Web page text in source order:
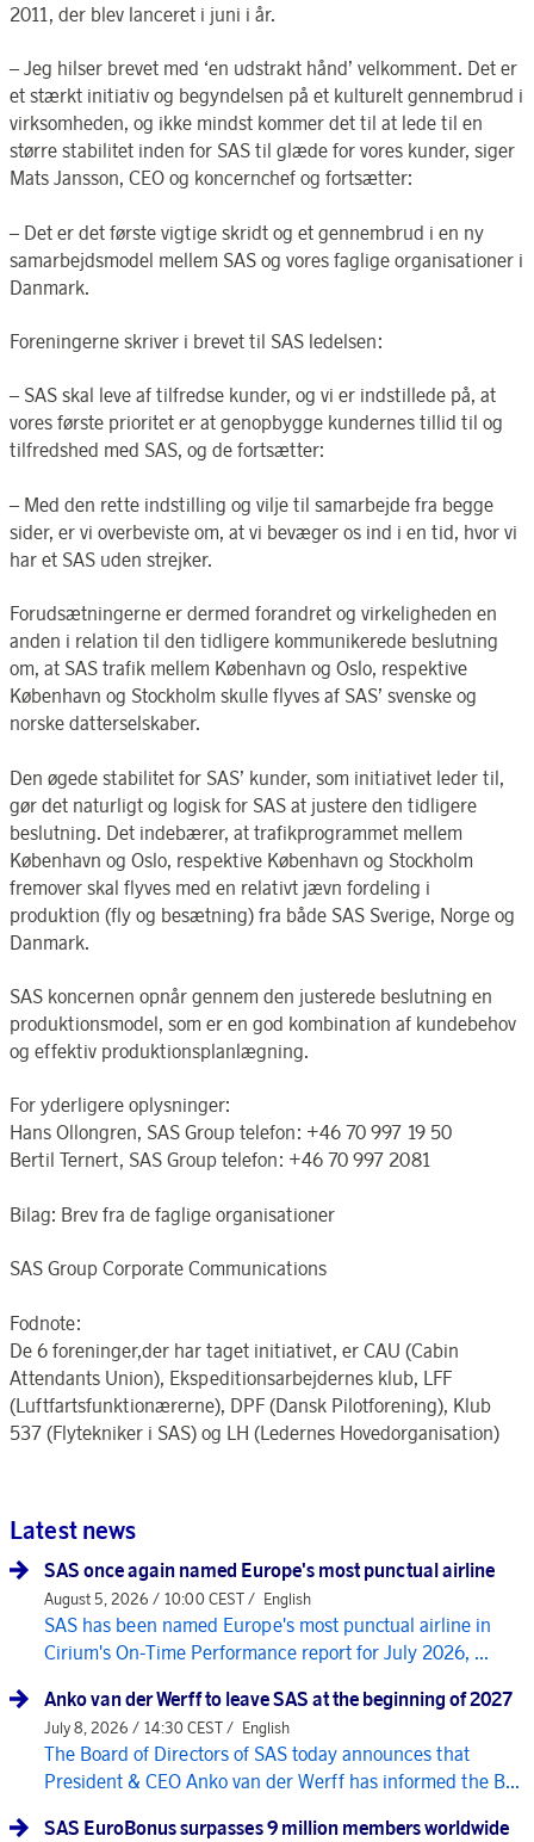
2011, der blev lanceret i juni i år.
– Jeg hilser brevet med ‘en udstrakt hånd’ velkomment. Det er
et stærkt initiativ og begyndelsen på et kulturelt gennembrud i
virksomheden, og ikke mindst kommer det til at lede til en
større stabilitet inden for SAS til glæde for vores kunder, siger
Mats Jansson, CEO og koncernchef og fortsætter:
– Det er det første vigtige skridt og et gennembrud i en ny
samarbejdsmodel mellem SAS og vores faglige organisationer i
Danmark.
Foreningerne skriver i brevet til SAS ledelsen:
– SAS skal leve af tilfredse kunder, og vi er indstillede på, at
vores første prioritet er at genopbygge kundernes tillid til og
tilfredshed med SAS, og de fortsætter:
– Med den rette indstilling og vilje til samarbejde fra begge
sider, er vi overbeviste om, at vi bevæger os ind i en tid, hvor vi
har et SAS uden strejker.
Forudsætningerne er dermed forandret og virkeligheden en
anden i relation til den tidligere kommunikerede beslutning
om, at SAS trafik mellem København og Oslo, respektive
København og Stockholm skulle flyves af SAS’ svenske og
norske datterselskaber.
Den øgede stabilitet for SAS’ kunder, som initiativet leder til,
gør det naturligt og logisk for SAS at justere den tidligere
beslutning. Det indebærer, at trafikprogrammet mellem
København og Oslo, respektive København og Stockholm
fremover skal flyves med en relativt jævn fordeling i
produktion (fly og besætning) fra både SAS Sverige, Norge og
Danmark.
SAS koncernen opnår gennem den justerede beslutning en
produktionsmodel, som er en god kombination af kundebehov
og effektiv produktionsplanlægning.
For yderligere oplysninger:
Hans Ollongren, SAS Group telefon: +46 70 997 19 50
Bertil Ternert, SAS Group telefon: +46 70 997 2081
Bilag: Brev fra de faglige organisationer
SAS Group Corporate Communications
Fodnote:
De 6 foreninger,der har taget initiativet, er CAU (Cabin
Attendants Union), Ekspeditionsarbejdernes klub, LFF
(Luftfartsfunktionærerne), DPF (Dansk Pilotforening), Klub
537 (Flytekniker i SAS) og LH (Ledernes Hovedorganisation)
Latest news
SAS once again named Europe's most punctual airline
August 5, 2026 / 10:00 CEST / English
SAS has been named Europe's most punctual airline in
Cirium's On-Time Performance report for July 2026, ...
Anko van der Werff to leave SAS at the beginning of 2027
July 8, 2026 / 14:30 CEST / English
The Board of Directors of SAS today announces that
President & CEO Anko van der Werff has informed the B...
SAS EuroBonus surpasses 9 million members worldwide